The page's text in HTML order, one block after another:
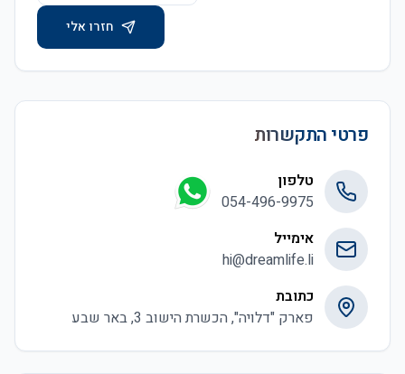
חזרו אלי
פרטי התקשרות
טלפון
054-496-9975
אימייל
hi@dreamlife.li
כתובת
פארק "דלויה", הכשרת הישוב 3, באר שבע